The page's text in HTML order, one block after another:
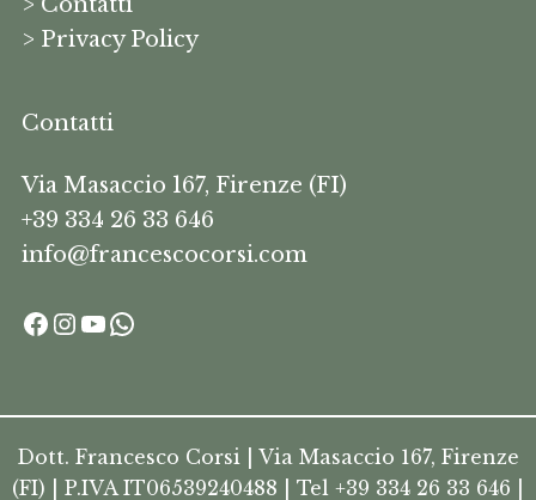
> Privacy Policy
Contatti
Via Masaccio 167, Firenze (FI)
+39 334 26 33 646
info@francescocorsi.com
Dott. Francesco Corsi | Via Masaccio 167, Firenze
(FI) | P.IVA IT06539240488 | Tel +39 334 26 33 646 |